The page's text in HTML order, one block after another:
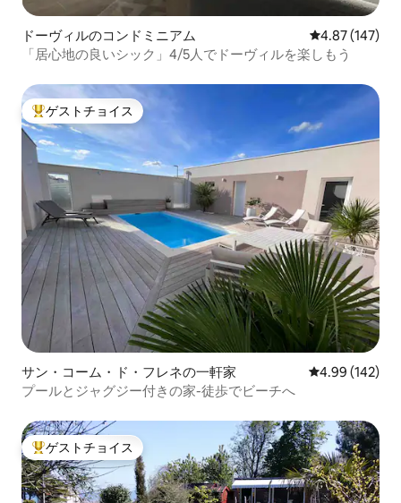
ドーヴィルのコンドミニアム レビュー147
4.87 (147)
「居心地の良いシック」4/5人でドーヴィルを楽しもう
大好評のゲストチョイスです。
ゲストチョイス
サン・コーム・ド・フレネの一軒家 レビュー142
4.99 (142)
プールとジャグジー付きの家-徒歩でビーチへ
大好評のゲストチョイスです。
ゲストチョイス